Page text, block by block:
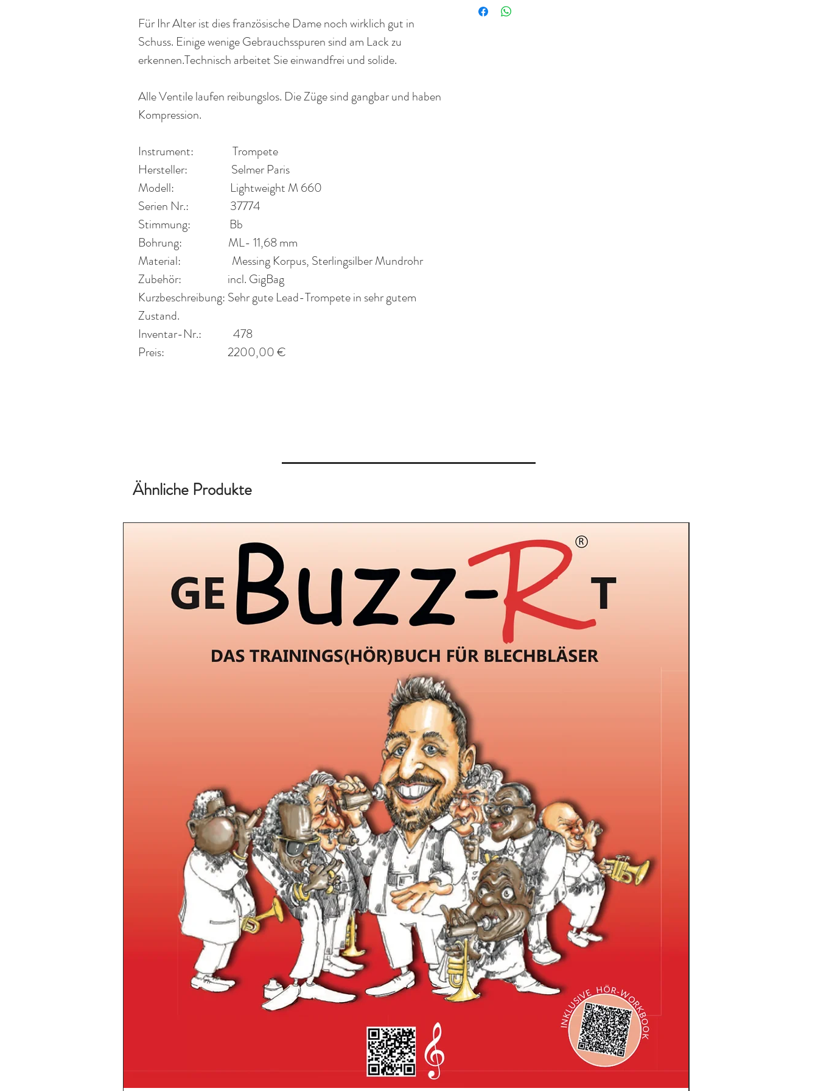
Für Ihr Alter ist dies französische Dame noch wirklich gut in
Schuss. Einige wenige Gebrauchsspuren sind am Lack zu
erkennen.Technisch arbeitet Sie einwandfrei und solide.
Alle Ventile laufen reibungslos. Die Züge sind gangbar und haben
Kompression.
Instrument: Trompete
Hersteller: Selmer Paris
Modell: Lightweight M 660
Serien Nr.: 37774
Stimmung: Bb
Bohrung: ML- 11,68 mm
Material: Messing Korpus, Sterlingsilber Mundrohr
Zubehör: incl. GigBag
Kurzbeschreibung: Sehr gute Lead-Trompete in sehr gutem
Zustand.
Inventar-Nr.: 478
Preis: 2200,00 €
Selbstverständlich bekommen Sie von mir 1 Jahr
einem Instrument und erstelle ihnen ein
Ähnliche Produkte